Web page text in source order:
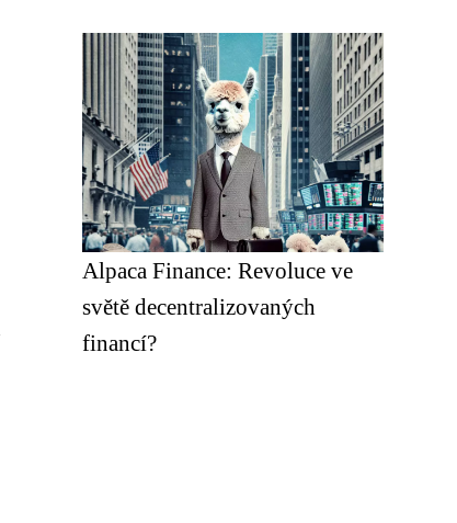
Alpaca Finance: Revoluce ve
světě decentralizovaných
financí?